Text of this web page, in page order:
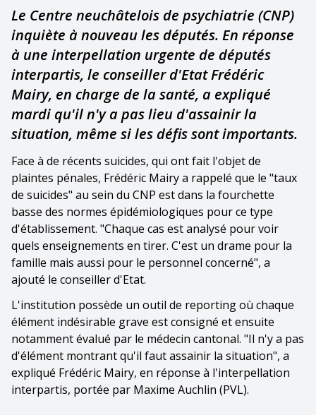
Le Centre neuchâtelois de psychiatrie (CNP)
inquiète à nouveau les députés. En réponse
à une interpellation urgente de députés
interpartis, le conseiller d'Etat Frédéric
Mairy, en charge de la santé, a expliqué
mardi qu'il n'y a pas lieu d'assainir la
situation, même si les défis sont importants.
Face à de récents suicides, qui ont fait l'objet de
plaintes pénales, Frédéric Mairy a rappelé que le "taux
de suicides" au sein du CNP est dans la fourchette
basse des normes épidémiologiques pour ce type
d'établissement. "Chaque cas est analysé pour voir
quels enseignements en tirer. C'est un drame pour la
famille mais aussi pour le personnel concerné", a
ajouté le conseiller d'Etat.
L'institution possède un outil de reporting où chaque
élément indésirable grave est consigné et ensuite
notamment évalué par le médecin cantonal. "Il n'y a pas
d'élément montrant qu'il faut assainir la situation", a
expliqué Frédéric Mairy, en réponse à l'interpellation
interpartis, portée par Maxime Auchlin (PVL).